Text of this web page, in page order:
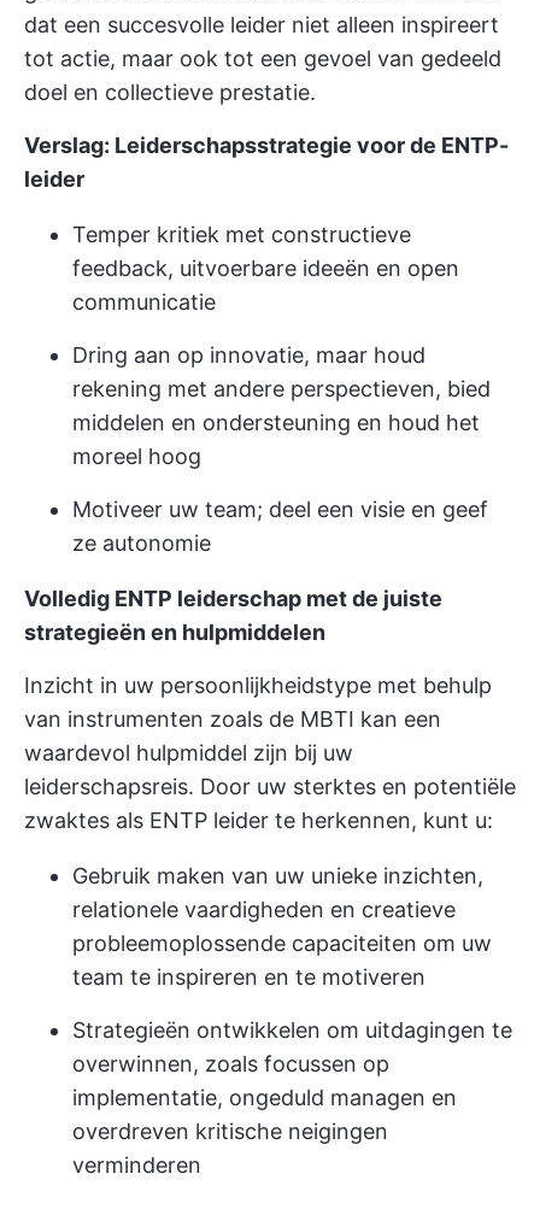
dat een succesvolle leider niet alleen inspireert
tot actie, maar ook tot een gevoel van gedeeld
doel en collectieve prestatie.
Verslag: Leiderschapsstrategie voor de ENTP-
leider
Temper kritiek met constructieve
feedback, uitvoerbare ideeën en open
communicatie
Dring aan op innovatie, maar houd
rekening met andere perspectieven, bied
middelen en ondersteuning en houd het
moreel hoog
Motiveer uw team; deel een visie en geef
ze autonomie
Volledig ENTP leiderschap met de juiste
strategieën en hulpmiddelen
Inzicht in uw persoonlijkheidstype met behulp
van instrumenten zoals de MBTI kan een
waardevol hulpmiddel zijn bij uw
leiderschapsreis. Door uw sterktes en potentiële
zwaktes als ENTP leider te herkennen, kunt u:
Gebruik maken van uw unieke inzichten,
relationele vaardigheden en creatieve
probleemoplossende capaciteiten om uw
team te inspireren en te motiveren
Strategieën ontwikkelen om uitdagingen te
overwinnen, zoals focussen op
implementatie, ongeduld managen en
overdreven kritische neigingen
verminderen